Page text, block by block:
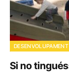
Si no